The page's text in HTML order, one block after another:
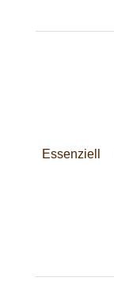
Essenziell